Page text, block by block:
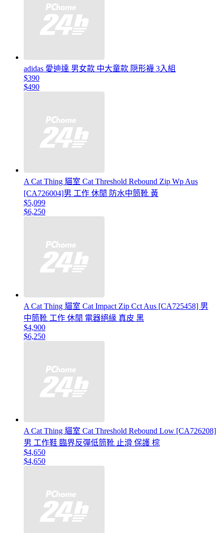
adidas 愛迪達 男女款 中大童款 隠形襪 3入組
$390
$490
A Cat Thing 貓室 Cat Threshold Rebound Zip Wp Aus
[CA726004]男 工作 休閒 防水中筒靴 黃
$5,099
$6,250
A Cat Thing 貓室 Cat Impact Zip Cct Aus [CA725458] 男
中筒靴 工作 休閒 電器絕緣 真皮 黑
$4,900
$6,250
A Cat Thing 貓室 Cat Threshold Rebound Low [CA726208]
男 工作鞋 臨界反彈低筒靴 止滑 保護 棕
$4,650
$4,650